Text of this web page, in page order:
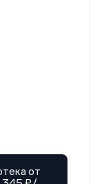
г.
от